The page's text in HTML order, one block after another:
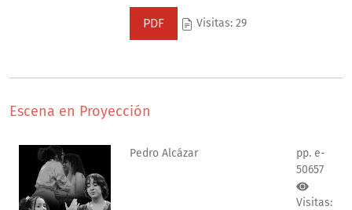
PDF Visitas: 29
Escena en Proyección
Pedro Alcázar
pp. e-
50657
Visitas: